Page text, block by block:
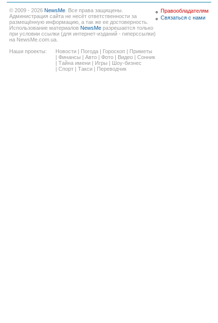
© 2009 - 2026 NewsMe . Все права защищены.
Администрация сайта не несёт ответственности за
размещённую информацию, а так же ее достоверность.
Использование материалов NewsMe разрешается только
при условии ссылки (для интернет-изданий - гиперссылки)
на NewsMe.com.ua.
Наши проекты:
Новости | Погода | Гороскоп | Приметы
| Финансы | Авто | Фото | Видео | Сонник
| Тайна имени | Игры | Шоу-бизнес
| Спорт | Такси | Переводчик
Правообладателям
Связаться с нами